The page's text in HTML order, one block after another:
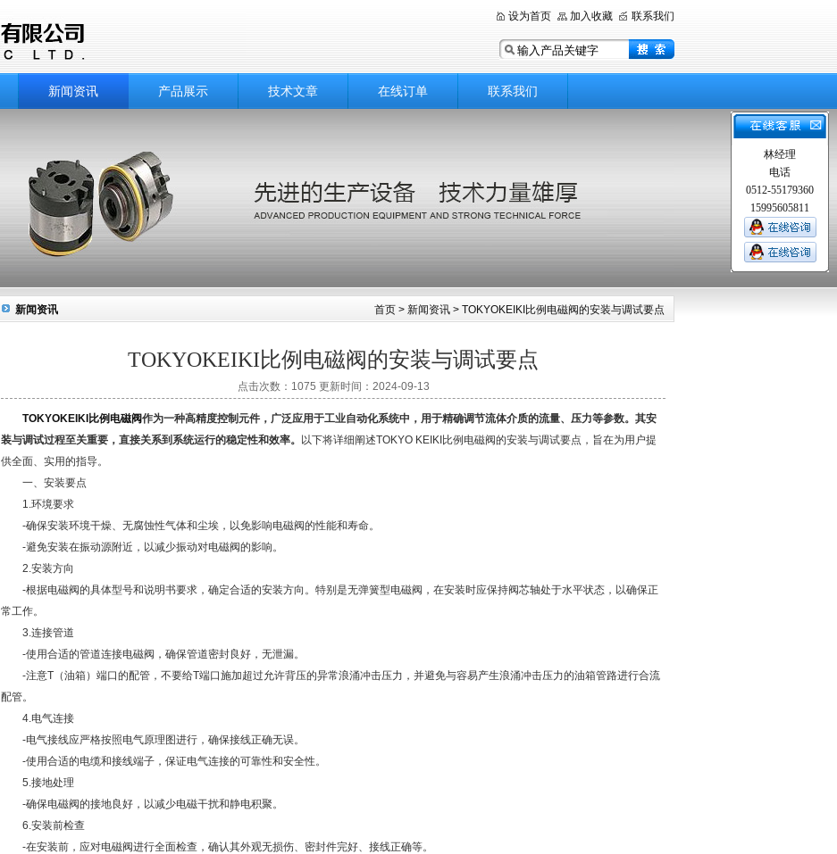
设为首页 加入收藏 联系我们
新闻资讯 产品展示 技术文章 在线订单 联系我们
首页 > 新闻资讯 > TOKYOKEIKI比例电磁阀的安装与调试要点
新闻资讯
TOKYOKEIKI比例电磁阀的安装与调试要点
点击次数：1075 更新时间：2024-09-13
TOKYOKEIKI比例电磁阀作为一种高精度控制元件，广泛应用于工业自动化系统中，用于精确调节流体介质的流量、压力等参数。其安
装与调试过程至关重要，直接关系到系统运行的稳定性和效率。
以下将详细阐述TOKYO KEIKI比例电磁阀的安装与调试要点，旨在为用户提
供全面、实用的指导。
一、安装要点
1.环境要求
-确保安装环境干燥、无腐蚀性气体和尘埃，以免影响电磁阀的性能和寿命。
-避免安装在振动源附近，以减少振动对电磁阀的影响。
2.安装方向
-根据电磁阀的具体型号和说明书要求，确定合适的安装方向。特别是无弹簧型电磁阀，在安装时应保持阀芯轴处于水平状态，以确保正
常工作。
3.连接管道
-使用合适的管道连接电磁阀，确保管道密封良好，无泄漏。
-注意T（油箱）端口的配管，不要给T端口施加超过允许背压的异常浪涌冲击压力，并避免与容易产生浪涌冲击压力的油箱管路进行合流
配管。
4.电气连接
-电气接线应严格按照电气原理图进行，确保接线正确无误。
-使用合适的电缆和接线端子，保证电气连接的可靠性和安全性。
5.接地处理
-确保电磁阀的接地良好，以减少电磁干扰和静电积聚。
6.安装前检查
-在安装前，应对电磁阀进行全面检查，确认其外观无损伤、密封件完好、接线正确等。
林经理
电话
0512-55179360
15995605811